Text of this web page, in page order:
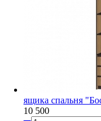
ящика спальня
10 500